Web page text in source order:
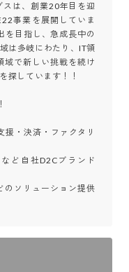
スは、創業20年目を迎
事業を展開していま
目指し、急成長中の
は多岐にわたり、IT領
域で新しい挑戦を続け
探しています！！
援・決済・ファクタリ
ど自社D2Cブランド
のソリューション提供